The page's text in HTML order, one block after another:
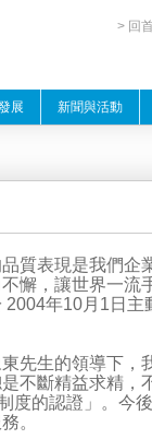
> 回
展 新聞與活動
表現是我們企
懈，讓世界一流
年10月1日
生的領導下，
不斷精益求精，
度的認證」。今
。